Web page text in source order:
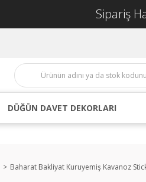
Sipariş
DÜĞÜN DAVET DEKORLARI
Baharat Bakliyat Kuruyemiş Kavanoz